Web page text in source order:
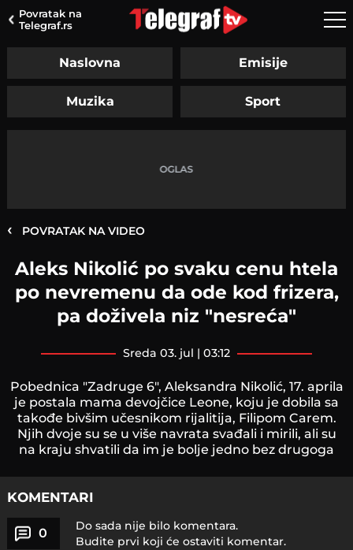
Povratak na
Telegraf.rs
Naslovna Emisije
Muzika Sport
‹ POVRATAK NA VIDEO
Aleks Nikolić po svaku cenu htela
po nevremenu da ode kod frizera,
pa doživela niz "nesreća"
sreda 03. jul | 03:12
Pobednica "Zadruge 6", Aleksandra Nikolić, 17. aprila
je postala mama devojčice Leone, koju je dobila sa
takođe bivšim učesnikom rijalitija, Filipom Carem.
Njih dvoje su se u više navrata svađali i mirili, ali su
na kraju shvatili da im je bolje jedno bez drugoga
KOMENTARI
0
Do sada nije bilo komentara.
Budite prvi koji će ostaviti komentar.